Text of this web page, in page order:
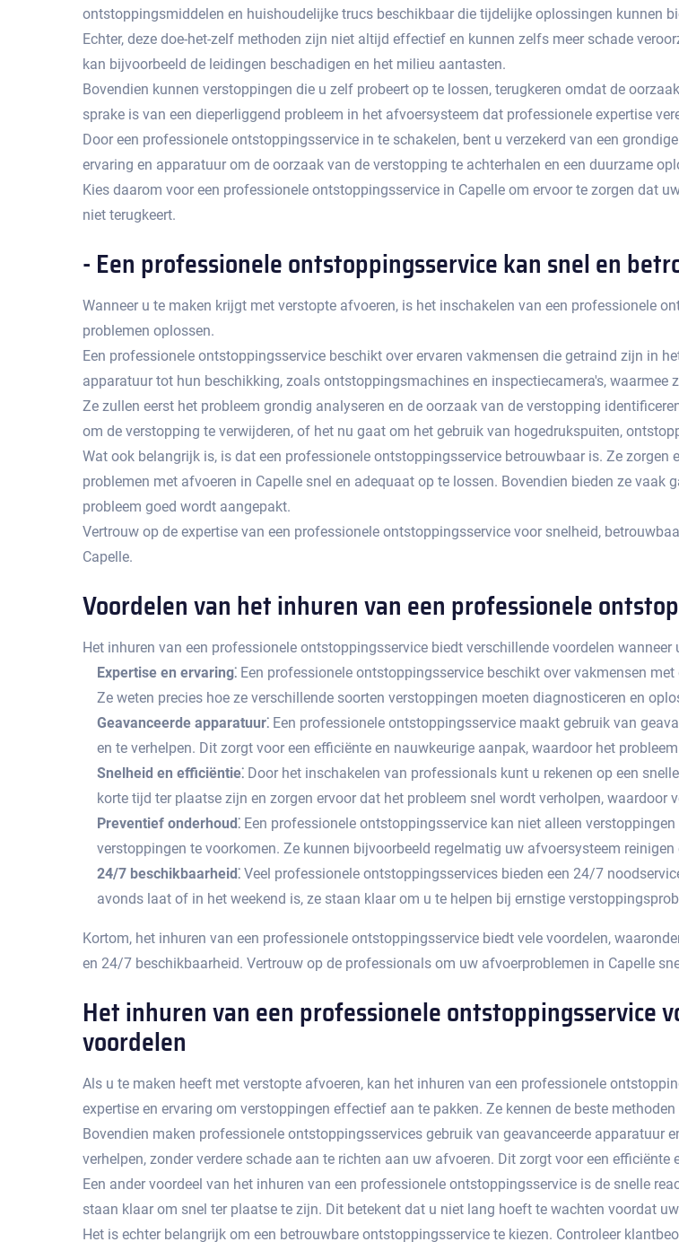
ontstoppingsmiddelen en huishoudelijke trucs beschikbaar die tijdelijke oplossingen kunnen
Echter, deze doe-het-zelf methoden zijn niet altijd effectief en kunnen zelfs meer schade
kan bijvoorbeeld de leidingen beschadigen en het milieu aantasten.
Bovendien kunnen verstoppingen die u zelf probeert op te lossen, terugkeren omdat de
sprake is van een dieperliggend probleem in het afvoersysteem dat professionele expertise
Door een professionele ontstoppingsservice in te schakelen, bent u verzekerd van een
ervaring en apparatuur om de oorzaak van de verstopping te achterhalen en een duurzame
Kies daarom voor een professionele ontstoppingsservice in Capelle om ervoor te zorgen dat
niet terugkeert.​
- Een professionele ontstoppingsservice kan snel en
Wanneer u te maken krijgt met verstopte afvoeren, is het inschakelen van een professionele
problemen oplossen.​
Een professionele ontstoppingsservice beschikt over ervaren vakmensen die getraind zijn in
apparatuur tot hun beschikking, zoals ontstoppingsmachines en inspectiecamera's, waarmee
Ze zullen eerst het probleem grondig analyseren en de oorzaak van de verstopping
om de verstopping te verwijderen, of het nu gaat om het gebruik van hogedrukspuiten,
Wat ook belangrijk is, is dat een professionele ontstoppingsservice betrouwbaar is.​ Ze
problemen met afvoeren in Capelle snel en adequaat op te lossen.​ Bovendien bieden ze
probleem goed wordt aangepakt.
Vertrouw op de expertise van een professionele ontstoppingsservice voor snelheid,
Capelle.​
Voordelen van het inhuren van een professionele
Het inhuren van een professionele ontstoppingsservice biedt verschillende voordelen
Expertise en ervaring⁚Een professionele ontstoppingsservice beschikt over vakmensen
Ze weten precies hoe ze verschillende soorten verstoppingen moeten diagnosticeren en
Geavanceerde apparatuur⁚Een professionele ontstoppingsservice maakt gebruik van
en te verhelpen.​ Dit zorgt voor een efficiënte en nauwkeurige aanpak, waardoor het
Snelheid en efficiëntie⁚Door het inschakelen van professionals kunt u rekenen op een
korte tijd ter plaatse zijn en zorgen ervoor dat het probleem snel wordt verholpen, waardoor
Preventief onderhoud⁚Een professionele ontstoppingsservice kan niet alleen
verstoppingen te voorkomen.​ Ze kunnen bijvoorbeeld regelmatig uw afvoersysteem
24/7 beschikbaarheid⁚Veel professionele ontstoppingsservices bieden een 24/7
avonds laat of in het weekend is, ze staan klaar om u te helpen bij ernstige
Kortom, het inhuren van een professionele ontstoppingsservice biedt vele voordelen,
en 24/7 beschikbaarheid.​ Vertrouw op de professionals om uw afvoerproblemen in Capelle
Het inhuren van een professionele ontstoppingsservice
voordelen
Als u te maken heeft met verstopte afvoeren, kan het inhuren van een professionele
expertise en ervaring om verstoppingen effectief aan te pakken.​ Ze kennen de beste
Bovendien maken professionele ontstoppingsservices gebruik van geavanceerde apparatuur
verhelpen, zonder verdere schade aan te richten aan uw afvoeren. Dit zorgt voor een
Een ander voordeel van het inhuren van een professionele ontstoppingsservice is de snelle
staan klaar om snel ter plaatse te zijn.​ Dit betekent dat u niet lang hoeft te wachten voordat
Het is echter belangrijk om een betrouwbare ontstoppingsservice te kiezen.​ Controleer